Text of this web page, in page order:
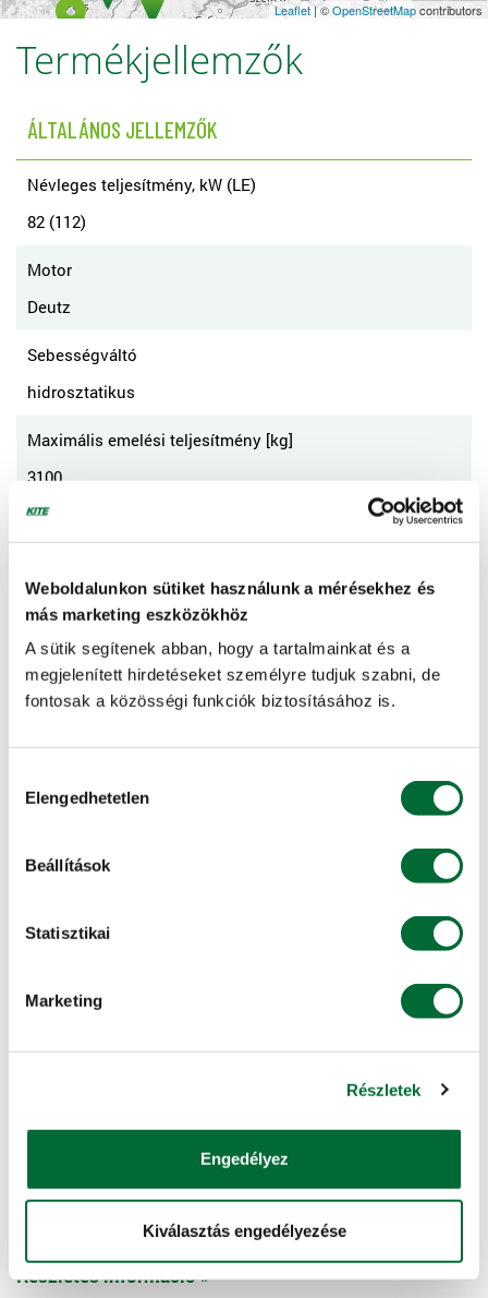
Weboldalunkon sütiket használunk a mérésekhez és
más marketing eszközökhöz
A sütik segítenek abban, hogy a tartalmainkat és a
megjelenített hirdetéseket személyre tudjuk szabni, de
fontosak a közösségi funkciók biztosításához is.
kiválasztása
Elengedhetetlen
Beállítások
Statisztikai
Marketing
Részletek
Engedélyez
Kiválasztás engedélyezése
Leaflet | ©OpenStreetMapcontributors
Termékjellemzők
ÁLTALÁNOS JELLEMZŐK
Névleges teljesítmény, kW (LE)
82 (112)
Motor
Deutz
Sebességváltó
hidrosztatikus
Maximális emelési teljesítmény [kg]
3100
Hidraulikus olajáram, l/min
109
KITE Hiteliroda
Hitelt szeretne felvenni a gépvásárláshoz?
Gépkezelői oktatás
Szeretné a gépében rejlő lehetőségeket még
hatékonyabban használni?
Részletes információ »